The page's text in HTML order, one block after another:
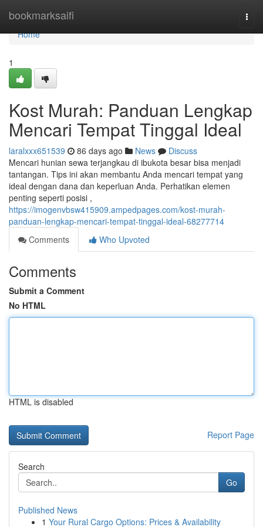
bookmarksaifi
Home
Home
1
Kost Murah: Panduan Lengkap
Mencari Tempat Tinggal Ideal
laralxxx651539 86 days ago News
Discuss
Mencari hunian sewa terjangkau di ibukota besar bisa menjadi
tantangan. Tips ini akan membantu Anda mencari tempat yang
ideal dengan dana dan keperluan Anda. Perhatikan elemen
penting seperti posisi ,
https://imogenvbsw415909.ampedpages.com/kost-murah-
panduan-lengkap-mencari-tempat-tinggal-ideal-68277714
Comments
Who Upvoted
Comments
Submit a Comment
No HTML
HTML is disabled
Report Page
Search
Go
Published News
1 Your Rural Cargo Options: Prices & Availability